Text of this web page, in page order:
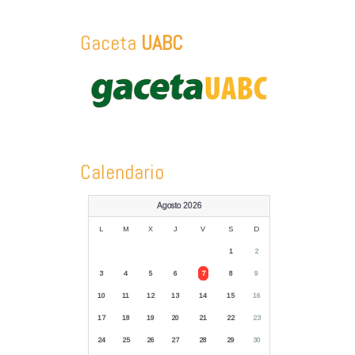
Gaceta UABC
Calendario
Agosto 2026
L M X J V S D
1 2
3 4 5 6 7 8 9
10 11 12 13 14 15 16
17 18 19 20 21 22 23
24 25 26 27 28 29 30